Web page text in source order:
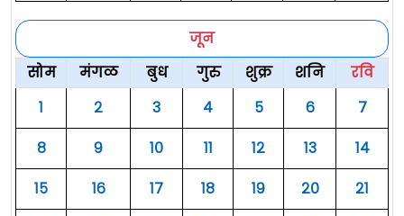
जून
सोम
मंगळ बुध गुरु शुक्र शनि
रवि
१
२ ३ ४ ५ ६
७
८
९ १० ११ १२ १३
१४
१५
१६ १७ १८ १९ २०
२१